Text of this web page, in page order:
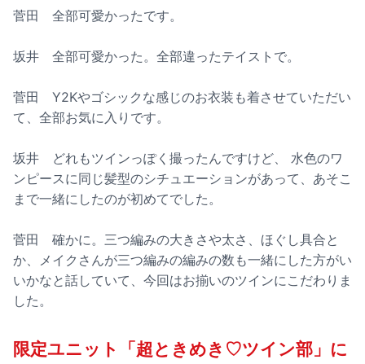
菅田 全部可愛かったです。
坂井 全部可愛かった。全部違ったテイストで。
菅田 Y2Kやゴシックな感じのお衣装も着させていただい
て、全部お気に入りです。
坂井 どれもツインっぽく撮ったんですけど、 水色のワ
ンピースに同じ髪型のシチュエーションがあって、あそこ
まで一緒にしたのが初めてでした。
菅田 確かに。三つ編みの大きさや太さ、ほぐし具合と
か、メイクさんが三つ編みの編みの数も一緒にした方がい
いかなと話していて、今回はお揃いのツインにこだわりま
した。
限定ユニット「超ときめき♡ツイン部」に